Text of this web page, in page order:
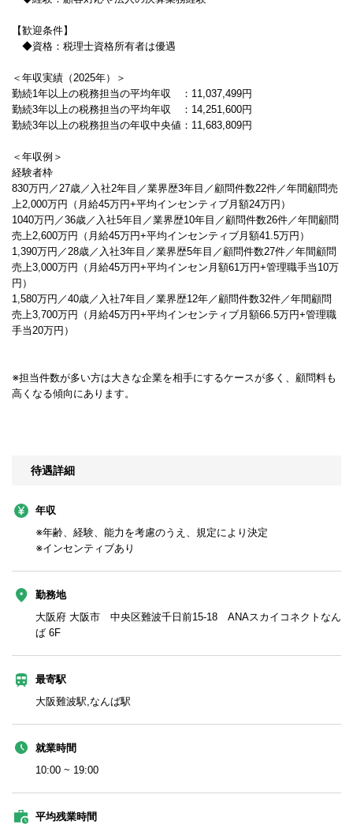
【歓迎条件】
◆資格：税理士資格所有者は優遇
＜年収実績（2025年）＞
勤続1年以上の税務担当の平均年収 ：11,037,499円
勤続3年以上の税務担当の平均年収 ：14,251,600円
勤続3年以上の税務担当の年収中央値：11,683,809円
＜年収例＞
経験者枠
830万円／27歳／入社2年目／業界歴3年目／顧問件数22件／年間顧問売
上2,000万円（月給45万円+平均インセンティブ月額24万円）
1040万円／36歳／入社5年目／業界歴10年目／顧問件数26件／年間顧問
売上2,600万円（月給45万円+平均インセンティブ月額41.5万円）
1,390万円／28歳／入社3年目／業界歴5年目／顧問件数27件／年間顧問
売上3,000万円（月給45万円+平均インセン月額61万円+管理職手当10万
円）
1,580万円／40歳／入社7年目／業界歴12年／顧問件数32件／年間顧問
売上3,700万円（月給45万円+平均インセンティブ月額66.5万円+管理職
手当20万円）
※担当件数が多い方は大きな企業を相手にするケースが多く、顧問料も
高くなる傾向にあります。
待遇詳細
年収
※年齢、経験、能力を考慮のうえ、規定により決定
※インセンティブあり
勤務地
大阪府 大阪市 中央区難波千日前15-18 ANAスカイコネクトなん
ば 6F
最寄駅
大阪難波駅,なんば駅
就業時間
10:00 ~ 19:00
平均残業時間